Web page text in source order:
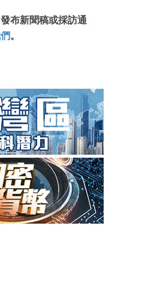
布新聞稿或採訪通
。
最新資訊（附創業懶人包）